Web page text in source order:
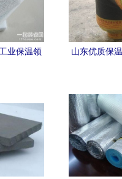
业保温领
山东优质保